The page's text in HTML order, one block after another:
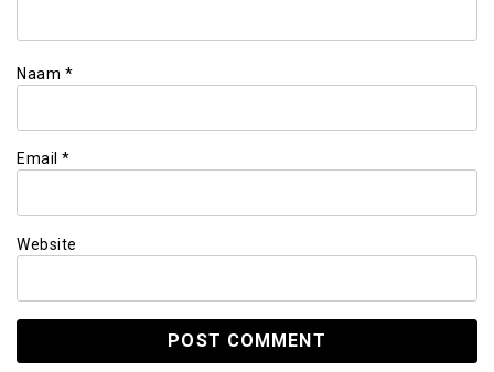
Naam *
Email *
Website